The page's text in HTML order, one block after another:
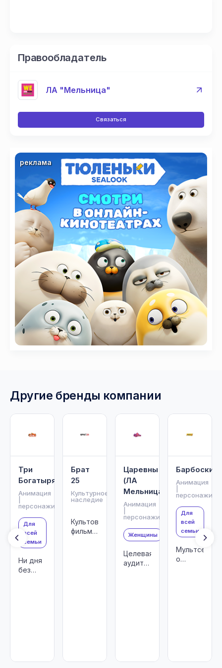
Правообладатель
ЛА "Мельница"
Связаться
реклама
Другие бренды компании
Три
Богатыря
Анимация
персонажи
Для
всей
семьи
Ни дня
без
Брат
25
Культурное
наследие
Культовый
фильм
Царевны
(ЛА
Мельница)
Анимация
персонажи
Женщины
Целевая
аудитория
Анимация
персонажи
Для
всей
семьи
Мультсериал
о